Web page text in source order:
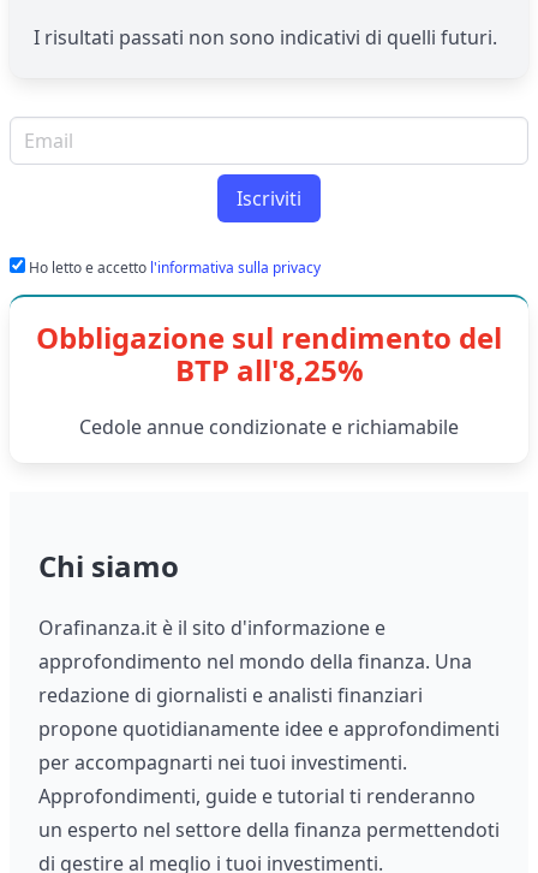
I risultati passati non sono indicativi di quelli futuri.
Email per newsletter
Iscriviti
Ho letto e accetto l'informativa sulla privacy
Obbligazione sul rendimento del
BTP all'8,25%
Cedole annue condizionate e richiamabile
Chi siamo
Orafinanza.it è il sito d'informazione e
approfondimento nel mondo della finanza. Una
redazione di giornalisti e analisti finanziari
propone quotidianamente idee e approfondimenti
per accompagnarti nei tuoi investimenti.
Approfondimenti, guide e tutorial ti renderanno
un esperto nel settore della finanza permettendoti
di gestire al meglio i tuoi investimenti.